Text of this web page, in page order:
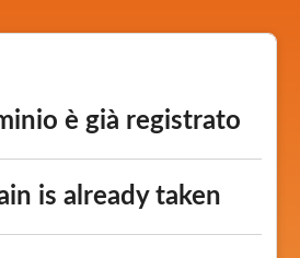
è già registrato
is already taken